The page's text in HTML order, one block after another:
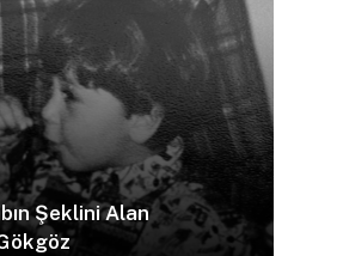
Şeklini Alan